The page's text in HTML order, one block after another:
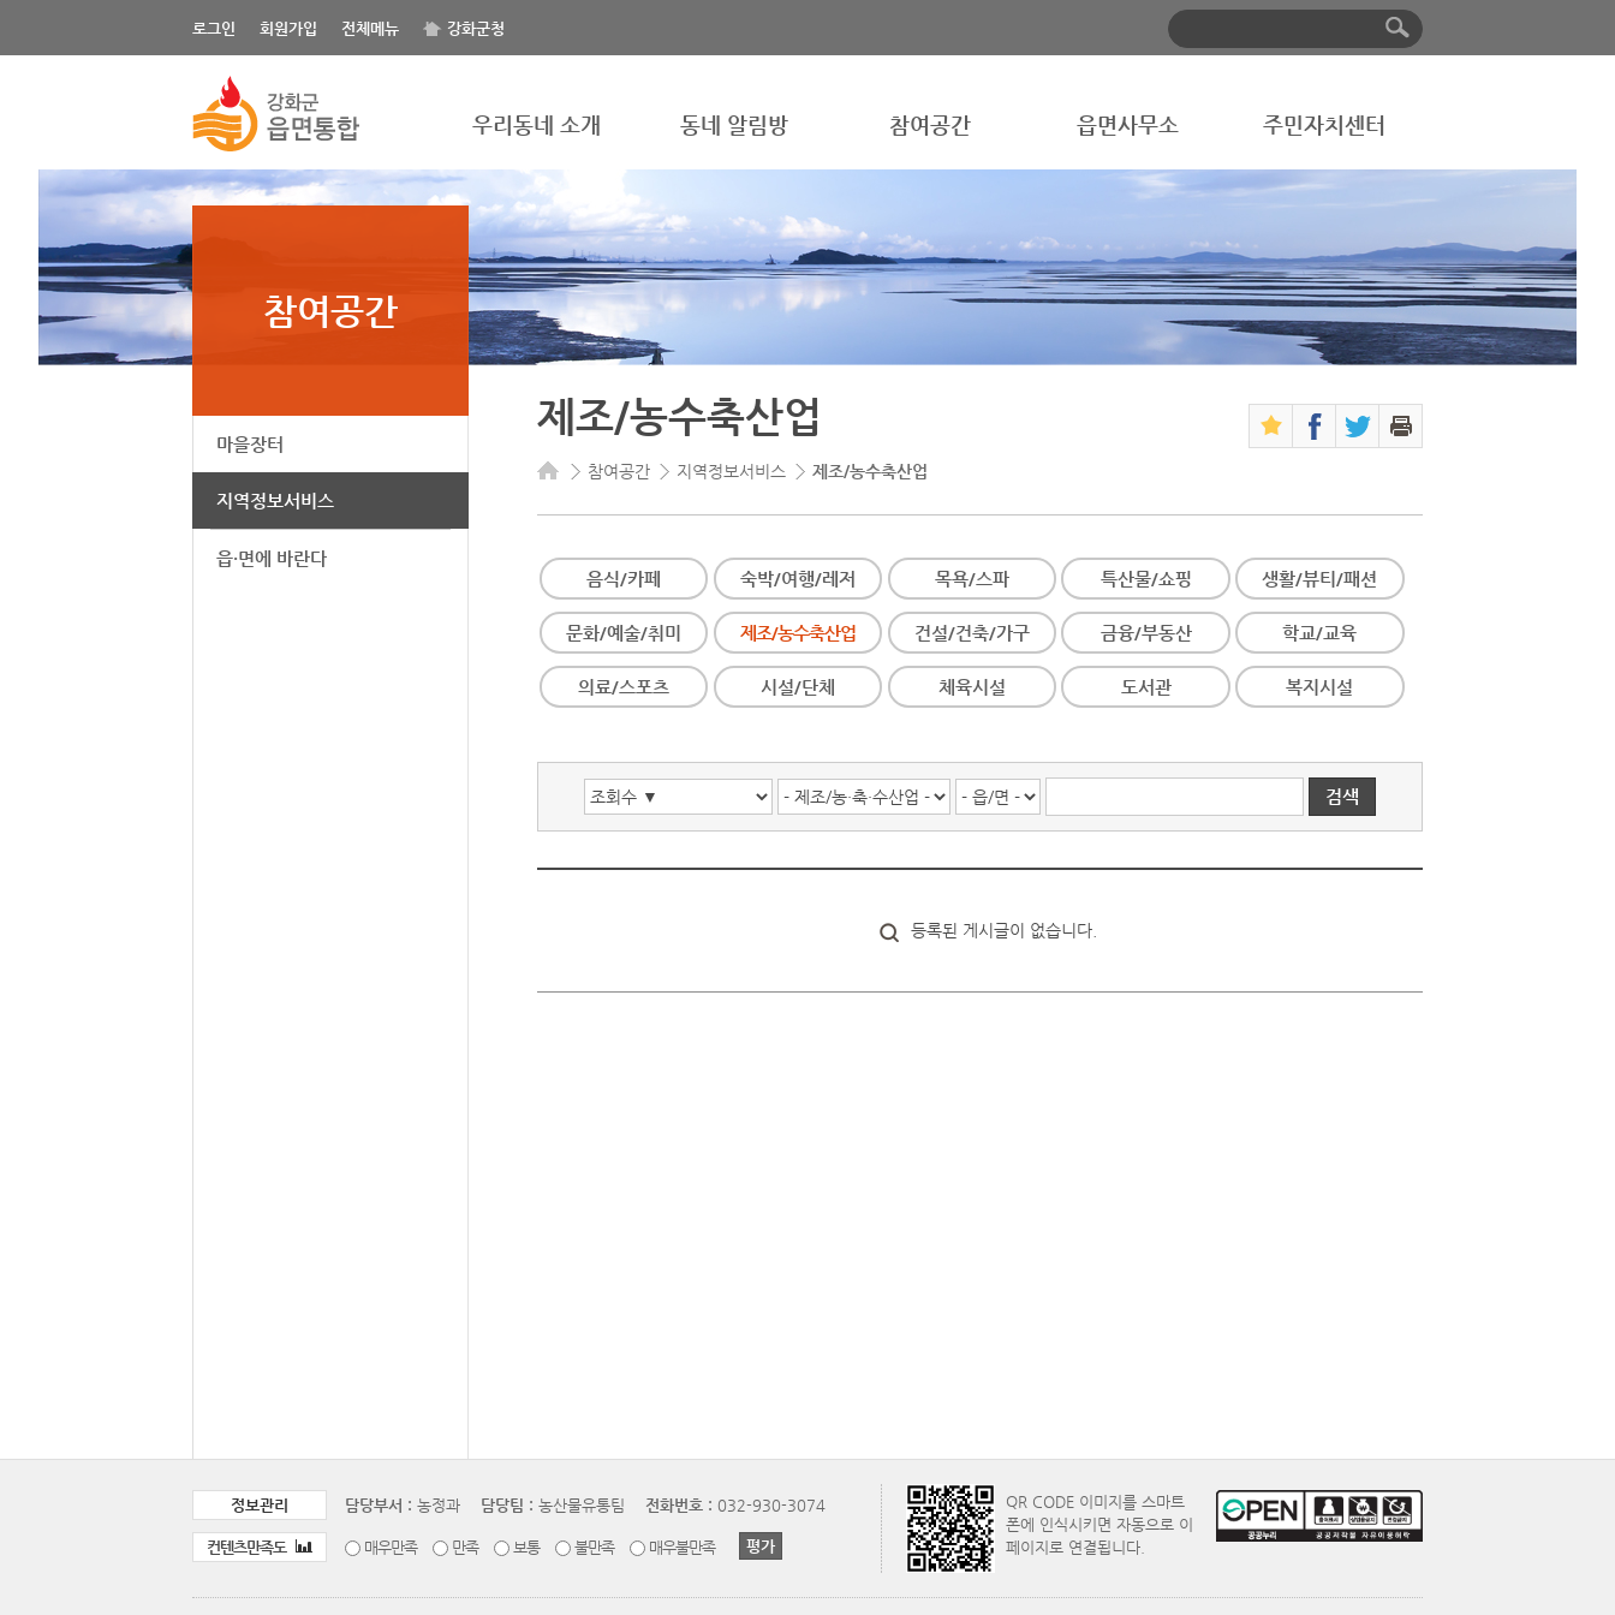
로그인 회원가입 전체메뉴 강화군청
우리동네 소개 동네 알림방 참여공간 읍면사무소 주민자치센터
참여공간
마을장터
지역정보서비스
읍·면에 바란다
제조/농수축산업
참여공간 지역정보서비스 제조/농수축산업
음식/카페 숙박/여행/레저 목욕/스파 특산물/쇼핑 생활/뷰티/패션
문화/예술/취미 제조/농수축산업 건설/건축/가구 금융/부동산 학교/교육
의료/스포츠 시설/단체 체육시설 도서관 복지시설
등록된 게시글이 없습니다.
정보관리 담당부서 : 농정과 담당팀 : 농산물유통팀 전화번호 : 032-930-3074
컨텐츠만족도 매우만족 만족 보통 불만족 매우불만족
QR CODE 이미지를 스마트
폰에 인식시키면 자동으로 이
페이지로 연결됩니다.